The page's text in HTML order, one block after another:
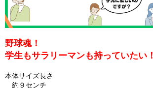
野球魂！
学生もサラリーマンも持っていたい！
本体サイズ長さ
約９センチ